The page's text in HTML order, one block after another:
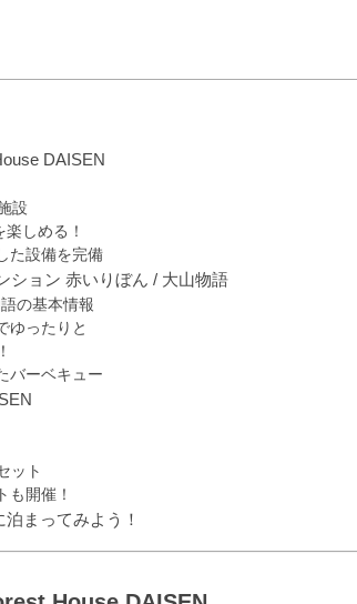
DAISEN
設
しめる！
た設備を完備
ョン 赤いりぼん / 大山物語
の基本情報
ゆったりと
バーベキュー
ット
も開催！
まってみよう！